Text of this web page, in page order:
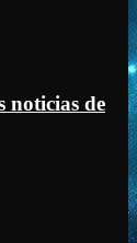
noticias de